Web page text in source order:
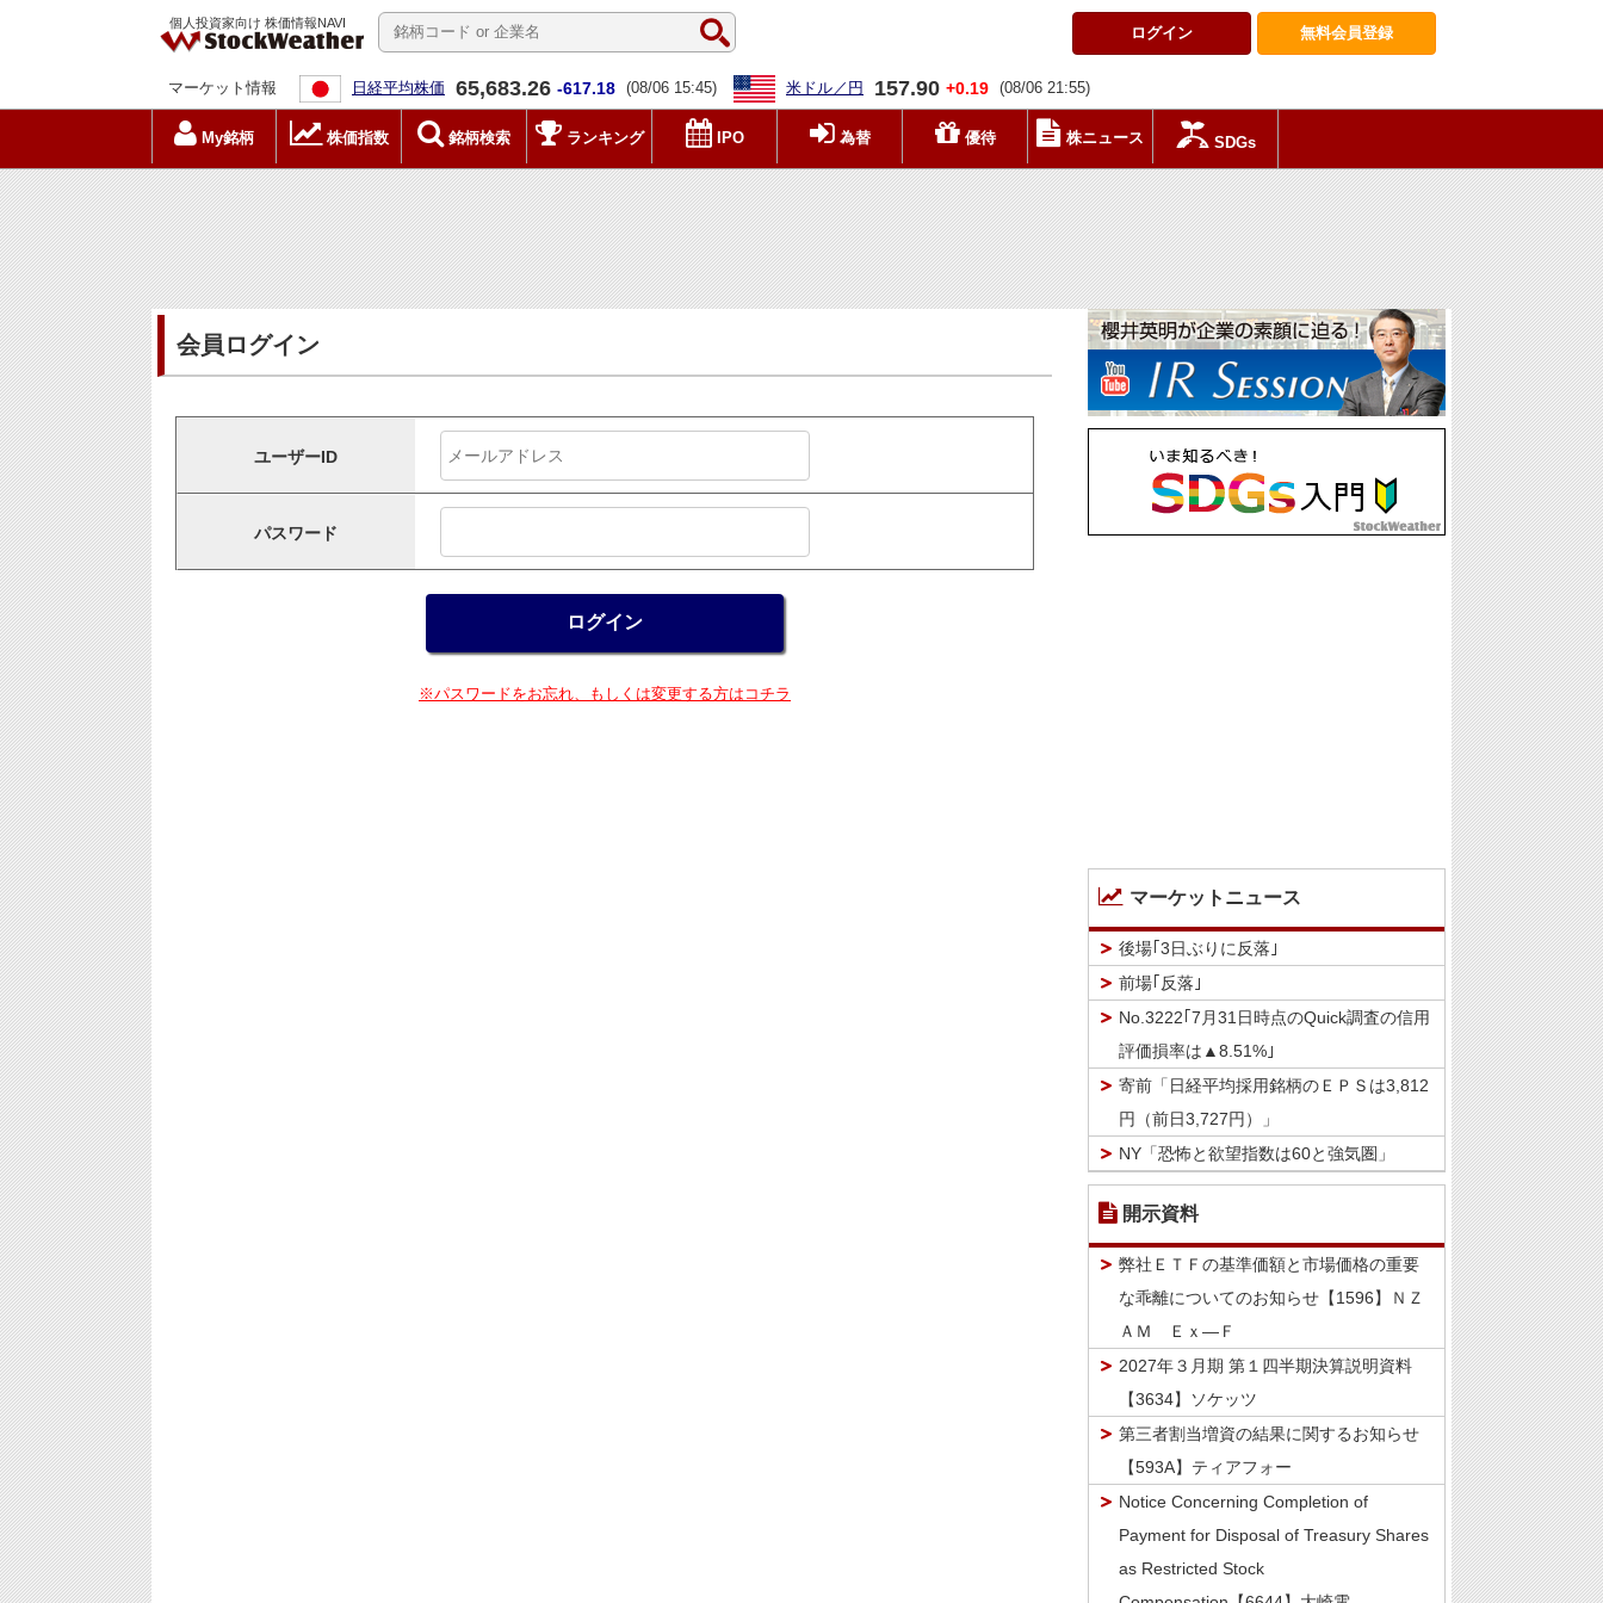
個人投資家向け 株価情報NAVI
無料会員登録
ログイン
マーケット情報 日経平均株価 65,683.26 -617.18 (08/06 15:45) 米ドル／円 157.90 +0.19 (08/06 21:55)
My銘柄 株価指数 銘柄検索 ランキング IPO 為替 優待 株ニュース SDGs
会員ログイン
ユーザーID
パスワード
※パスワードをお忘れ、もしくは変更する方はコチラ
マーケットニュース
後場｢3日ぶりに反落｣
前場｢反落｣
No.3222｢7月31日時点のQuick調査の信用
評価損率は▲8.51%｣
寄前「日経平均採用銘柄のＥＰＳは3,812
円（前日3,727円）」
NY「恐怖と欲望指数は60と強気圏」
開示資料
弊社ＥＴＦの基準価額と市場価格の重要
な乖離についてのお知らせ【1596】ＮＺ
ＡＭ Ｅｘ―Ｆ
2027年３月期 第１四半期決算説明資料
【3634】ソケッツ
第三者割当増資の結果に関するお知らせ
【593A】ティアフォー
Notice Concerning Completion of
Payment for Disposal of Treasury Shares
as Restricted Stock